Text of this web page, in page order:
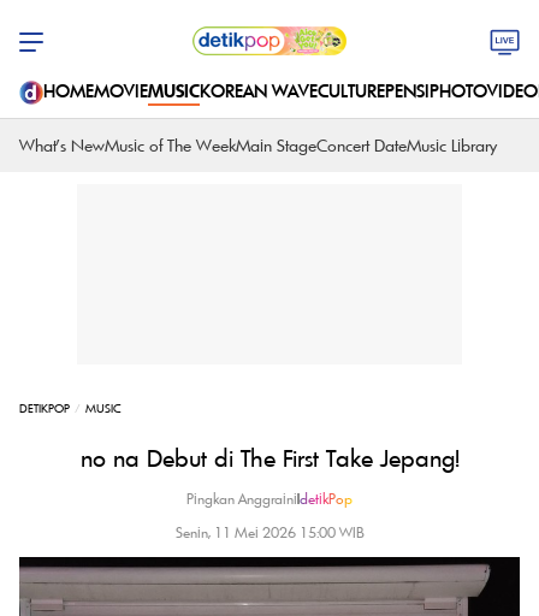
HOMEMOVIEMUSICKOREAN WAVECULTUREPENSIPHOTOVIDEO
What's NewMusic of The WeekMain StageConcert DateMusic Library
DETIKPOP MUSIC
no na Debut di The First Take Jepang!
Pingkan Anggraini|detikPop
Senin, 11 Mei 2026 15:00 WIB